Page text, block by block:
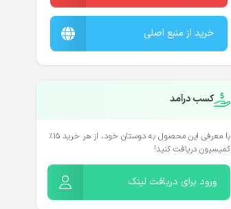
خرید از منبع اصلی
کسب درآمد
با معرفی این محصول به دوستان خود، از هر خرید ۱۵٪
کمیسیون دریافت کنید!
ورود برای دریافت لینک